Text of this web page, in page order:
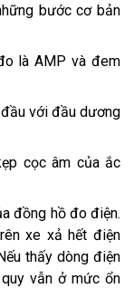
bước cơ bản
là AMP và đem
với đầu dương
cọc âm của ắc
đồng hồ đo điện.
xe xả hết điện
thấy dòng điện
vẫn ở mức ổn